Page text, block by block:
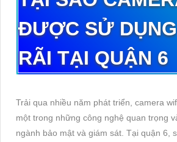
ĐƯỢC SỬ
RÃI TẠI QUẬN 6
Trải qua nhiều năm phát triển, camera
một trong những công nghệ quan trọng
ngành bảo mật và giám sát. Tại quận 6,